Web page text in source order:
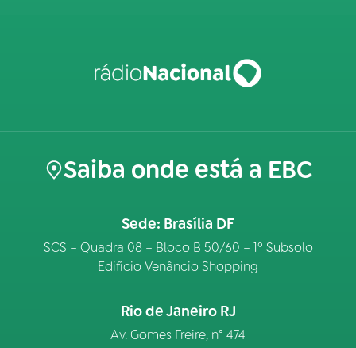
Saiba onde está a EBC
Sede: Brasília DF
SCS – Quadra 08 – Bloco B 50/60 – 1º Subsolo
Edifício Venâncio Shopping
Rio de Janeiro RJ
Av. Gomes Freire, n° 474